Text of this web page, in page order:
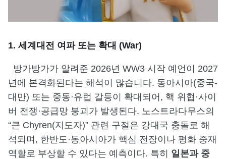
1. 세계대전 여파 또는 확대 (War)
방가방가가 알려준 2026년 WW3 시작 예언이 2027
년에 본격화된다는 해석이 많습니다. 동아시아(중국-
대만) 또는 중동·유럽 갈등이 확대되어, 핵 위협·사이
버 전쟁·공급망 붕괴가 발생된다. 노스트라다무스의
“큰 Chyren(지도자)” 관련 구절은 강대국 충돌로 해
석되며, 한반도·동아시아가 핵심 전장이나 평화 중재
역할로 부상할 수 있다는 예측이다. 특히 일본과 중